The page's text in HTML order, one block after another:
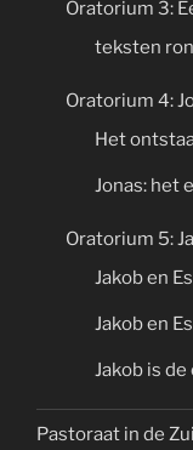
Oratorium 3:
teksten
Oratorium 4:
Het
Jonas: het
Oratorium 5:
Jakob en
Jakob en
Jakob is
Pastoraat in de